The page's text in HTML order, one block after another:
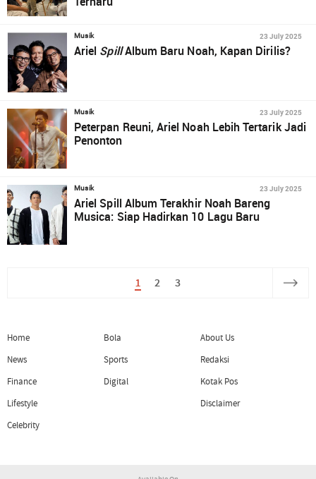
Musik 23 July 2025
Ariel SpillAlbum Baru Noah, Kapan Dirilis?
Musik 23 July 2025
Peterpan Reuni, Ariel Noah Lebih Tertarik Jadi
Penonton
Musik 23 July 2025
Ariel Spill Album Terakhir Noah Bareng
Musica: Siap Hadirkan 10 Lagu Baru
1 2 3
Home
News
Finance
Lifestyle
Celebrity
Bola
Sports
Digital
About Us
Redaksi
Kotak Pos
Disclaimer